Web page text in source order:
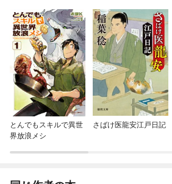
とんでもスキルで異世
界放浪メシ
さばけ医龍安江戸日記